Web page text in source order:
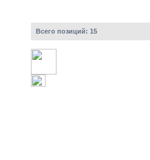
Всего позиций: 15